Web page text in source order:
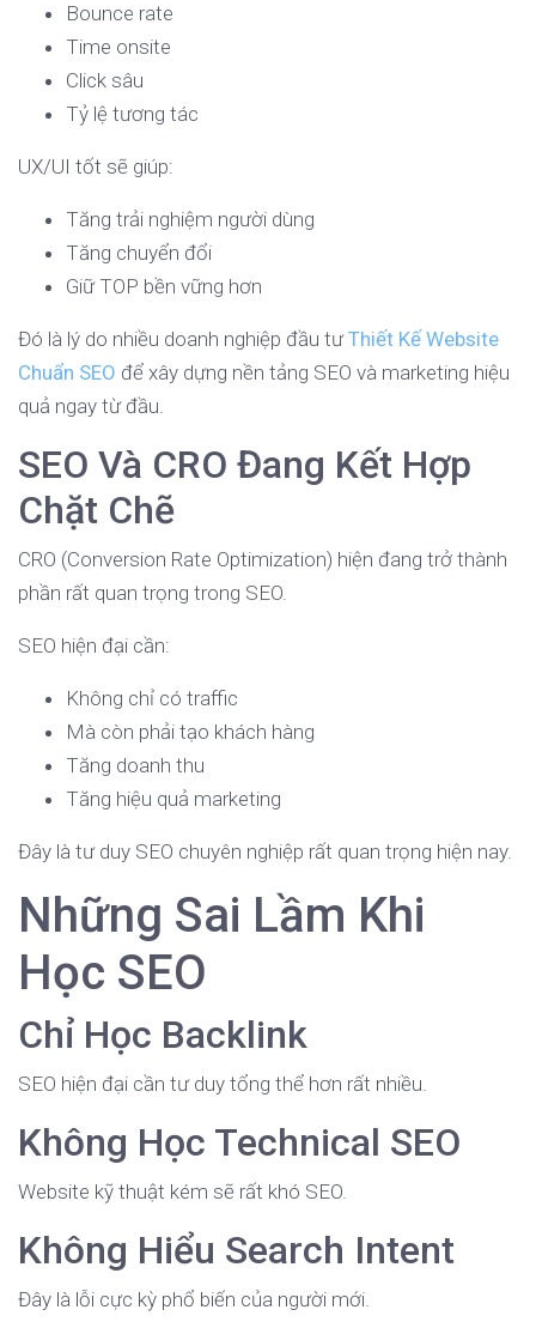
Bounce rate
Time onsite
Click sâu
Tỷ lệ tương tác
UX/UI tốt sẽ giúp:
Tăng trải nghiệm người dùng
Tăng chuyển đổi
Giữ TOP bền vững hơn
Đó là lý do nhiều doanh nghiệp đầu tưThiết Kế Website
Chuẩn SEO để xây dựng nền tảng SEO và marketing hiệu
quả ngay từ đầu.
SEO Và CRO Đang Kết Hợp
Chặt Chẽ
CRO (Conversion Rate Optimization) hiện đang trở thành
phần rất quan trọng trong SEO.
SEO hiện đại cần:
Không chỉ có traffic
Mà còn phải tạo khách hàng
Tăng doanh thu
Tăng hiệu quả marketing
Đây là tư duy SEO chuyên nghiệp rất quan trọng hiện nay.
Những Sai Lầm Khi
Học SEO
Chỉ Học Backlink
SEO hiện đại cần tư duy tổng thể hơn rất nhiều.
Không Học Technical SEO
Website kỹ thuật kém sẽ rất khó SEO.
Không Hiểu Search Intent
Đây là lỗi cực kỳ phổ biến của người mới.